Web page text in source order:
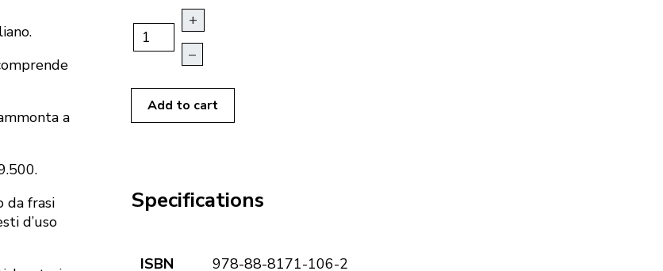
a
da frasi
d’uso
+
–
Add to cart
Specifications
ISBN 978-88-8171-106-2